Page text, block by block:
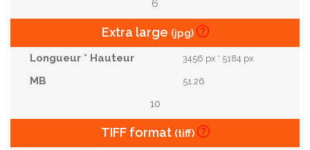
6
Extra large (jpg)
3456 px * 5184 px
51.26
10
TIFF format (tiff)